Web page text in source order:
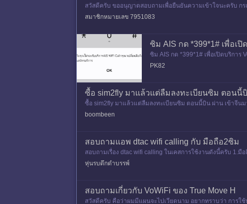
สวัสดีครับ ขออนุญาตสอบถามเพื่อยืนยันความเข้าใจนะครับ กร
อร์เน็ตจาก ซิ
สมาชิกหมายเลข 7951083
ซิม AIS กด *399*1# เพื่อเปิ
ซิม AIS กด *399*1# เพื่อเปิดบริการ
PK82
ซื้อ sim2fly มาแล้วแต่ลืมลงทะเบียนซิม ตอนนี้
ซื้อ sim2fly มาแล้วแต่ลืมลงทะเบียนซิม ตอนนี้บิน ผ่าน เข้าจีน
boombeen
สอบถามแอพ dtac wifi calling กับ มือถือ2ซิม
สอบถามเรื่อง dtac wifi calling ในเคสการใช้งานดังนี้ครับ 1.
aming
หุ่นรบดึกดำบรรพ์
สอบถามเกี่ยวกับ VoWiFi ของ True Move H
สวัสดีครับ คือว่าผมมีแผนจะไปเวียดนาม อยากทราบว่า การใ